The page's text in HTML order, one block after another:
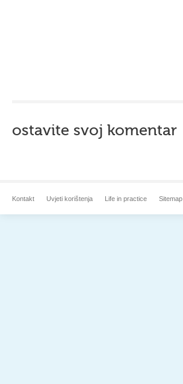
ostavite svoj komentar
Kontakt Uvjeti korištenja Life in practice Sitemap